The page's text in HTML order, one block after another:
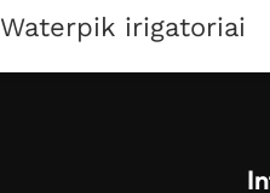
Waterpik irigatoriai